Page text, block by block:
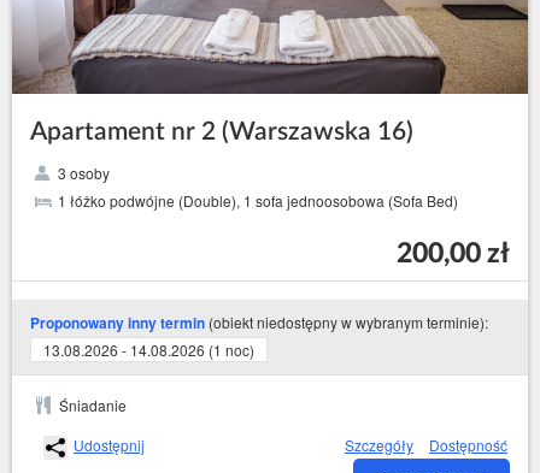
Apartament nr 2 (Warszawska 16)
3 osoby
1 łóżko podwójne (Double), 1 sofa jednoosobowa (Sofa Bed)
200,00 zł
Proponowany inny termin (obiekt niedostępny w wybranym terminie):
13.08.2026 - 14.08.2026 (1 noc)
Śniadanie
Udostępnij
Szczegóły Dostępność